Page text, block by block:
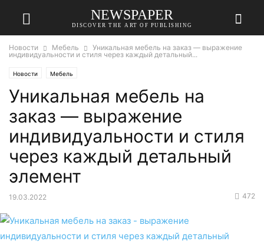
NEWSPAPER
DISCOVER THE ART OF PUBLISHING
Новости Мебель
Уникальная мебель на заказ — выражение
индивидуальности и стиля через каждый детальный...
Новости Мебель
Уникальная мебель на
заказ — выражение
индивидуальности и стиля
через каждый детальный
элемент
19.03.2022 472